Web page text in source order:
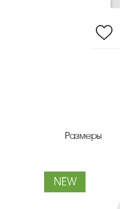
Размеры
NEW